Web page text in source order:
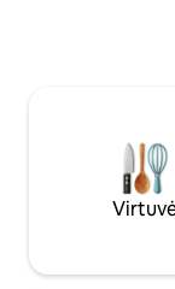
AUKŠTAIS
- mėgaukitės
@CasitaDeBambu. Užsakymai tik